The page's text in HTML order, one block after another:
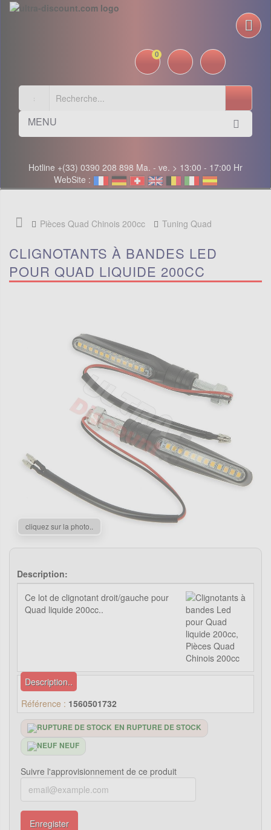
0
MENU
Hotline +(33) 0390 208 898 Ma. - ve. > 13:00 - 17:00 Hr
WebSite :
Pièces Quad Chinois 200cc Tuning Quad
CLIGNOTANTS À BANDES LED
POUR QUAD LIQUIDE 200CC
cliquez sur la photo..
Description:
Ce lot de clignotant droit/gauche pour
Quad liquide 200cc..
Description..
Référence : 1560501732
EN RUPTURE DE STOCK
NEUF
Suivre l'approvisionnement de ce produit
Enregister